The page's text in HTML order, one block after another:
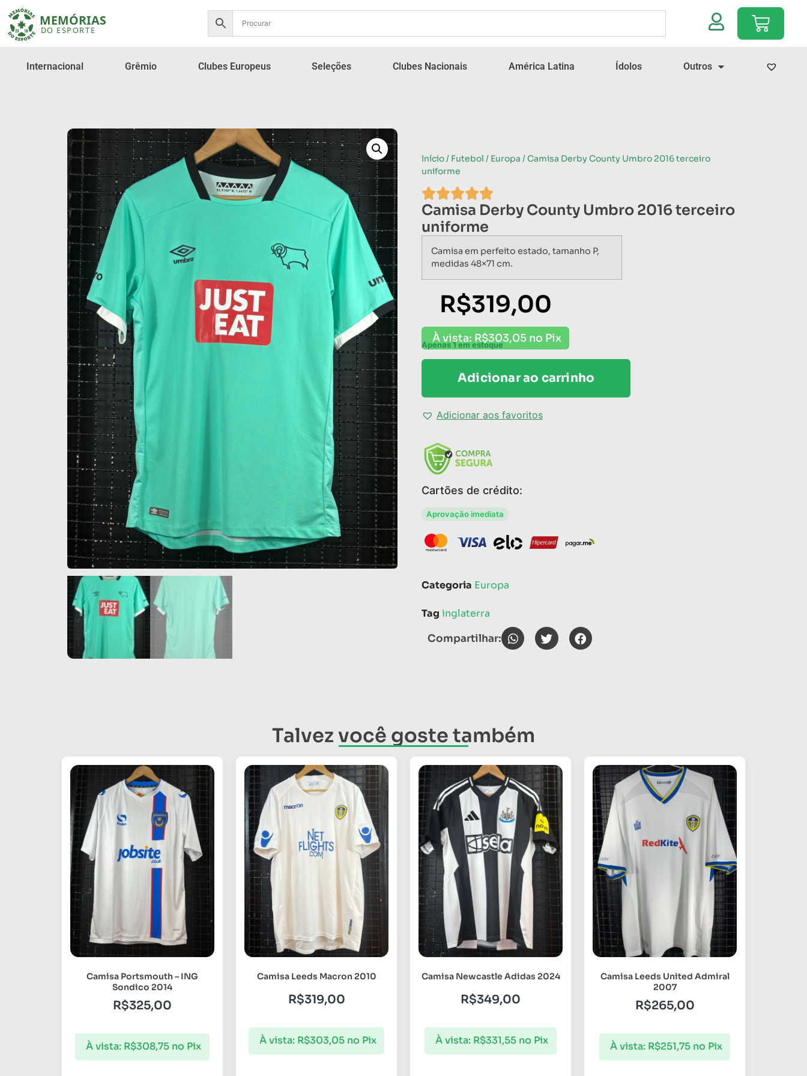
Internacional Grêmio Clubes Europeus Seleções Clubes Nacionais América Latina Ídolos Outros
Início/ Futebol / Europa / Camisa Derby County Umbro 2016 terceiro
uniforme
Camisa Derby County Umbro 2016 terceiro
uniforme
Camisa em perfeito estado, tamanho P,
medidas 48×71 cm.
R$319,00
À vista: R$303,05 no Pix
Apenas 1 em estoque
Adicionar ao carrinho
Adicionar aos favoritos
Cartões de crédito:
Aprovação imediata
Categoria Europa
Tag inglaterra
Compartilhar:
Talvez você goste também
Camisa Portsmouth – ING
Sondico 2014
R$325,00
À vista: R$308,75 no Pix
Camisa Leeds Macron 2010
R$319,00
À vista: R$303,05 no Pix
Camisa Newcastle Adidas 2024
R$349,00
À vista: R$331,55 no Pix
Camisa Leeds United Admiral
2007
R$265,00
À vista: R$251,75 no Pix